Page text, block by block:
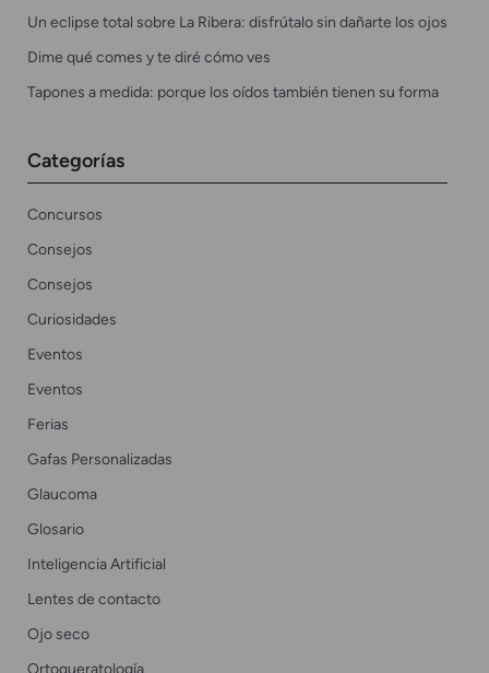
Un eclipse total sobre La Ribera: disfrútalo sin dañarte los ojos
Dime qué comes y te diré cómo ves
Tapones a medida: porque los oídos también tienen su forma
Categorías
Concursos
Consejos
Consejos
Curiosidades
Eventos
Eventos
Ferias
Gafas Personalizadas
Glaucoma
Glosario
Inteligencia Artificial
Lentes de contacto
Ojo seco
Ortoqueratología